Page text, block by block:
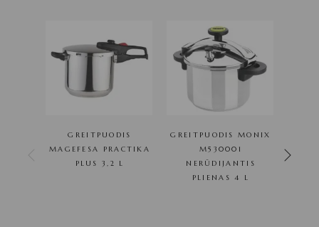
GREITPUODIS
MAGEFESA PRACTIKA
PLUS 3,2 L
GREITPUODIS MONIX
M530001
NERŪDIJANTIS
PLIENAS 4 L